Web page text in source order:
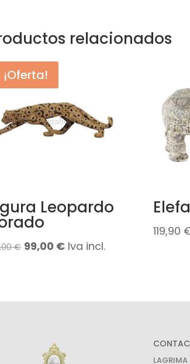
relacionados
¡Oferta!
Leopardo
€ El
era:
99,00 €El
es:
Iva incl.
119,90
LAGRIMA